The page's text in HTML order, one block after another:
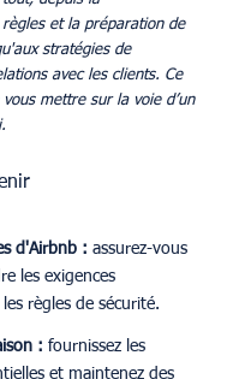
règles et la préparation de
stratégies de
avec les clients. Ce
mettre sur la voie d’un
d'Airbnb : assurez-vous
les exigences
règles de sécurité.
: fournissez les
et maintenez des